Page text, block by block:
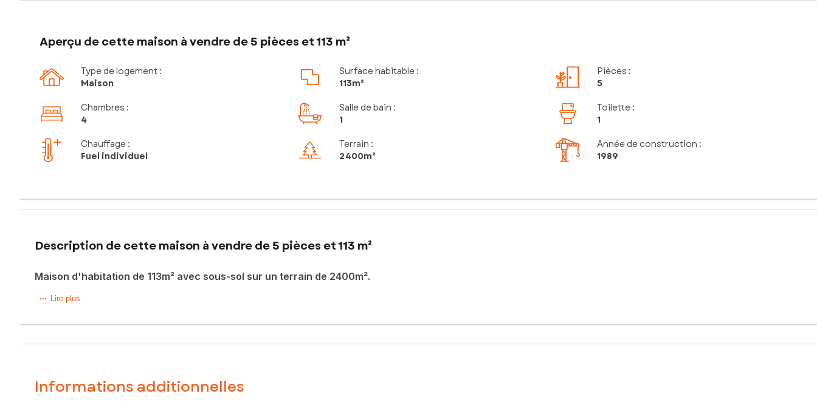
Aperçu de cette maison à vendre de 5 pièces et 113 m²
Type de logement :
Maison
Surface habitable :
113m²
Pièces :
5
Chambres :
4
Salle de bain :
1
Toilette :
1
Chauffage :
Fuel individuel
Terrain :
2 400m²
Année de construction :
1989
Description de cette maison à vendre de 5 pièces et 113 m²
Maison d'habitation de 113m² avec sous-sol sur un terrain de 2400m².
Maison d'habitation de 113m² avec sous-sol sur un terrain de 2400m².
Les informations sur les risques auxquels ce bien est exposé sont disponibles sur le site Géorisques : www.georisques.gouv.fr
Prix de vente honoraires d'agence inclus : 175 000 €
Lire plus
Informations additionnelles